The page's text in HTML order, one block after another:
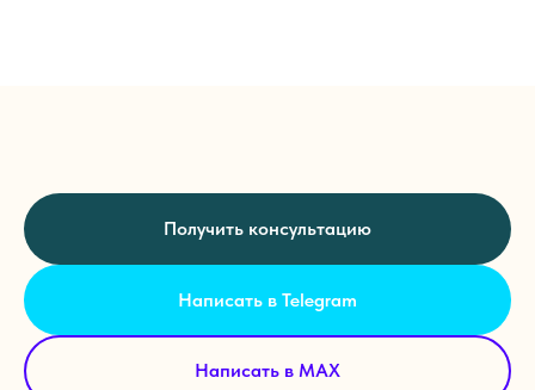
Получить консультацию
Написать в Telegram
Написать в MAX